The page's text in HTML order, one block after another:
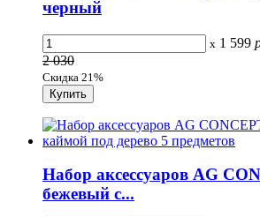
черный
x 1 599
2 030
Скидка 21%
Набор аксессуаров AG
бежевый с...